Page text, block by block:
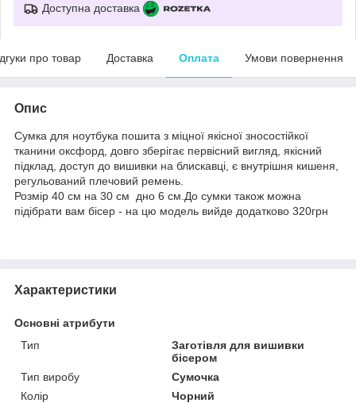
Доступна доставка
про товар Доставка Оплата Умови повернення
Опис
Сумка для ноутбука пошита з міцної якісної зносостійкої
тканини оксфорд, довго зберігає первісний вигляд, якісний
підклад, доступ до вишивки на блискавці, є внутрішня кишеня,
регульований плечовий ремень.
Розмір 40 см на 30 см дно 6 см.До сумки також можна
підібрати вам бісер - на цю модель вийде додатково 320грн
Характеристики
Основні атрибути
Тип
Заготівля для вишивки
бісером
Тип виробу
Сумочка
Колір
Чорний